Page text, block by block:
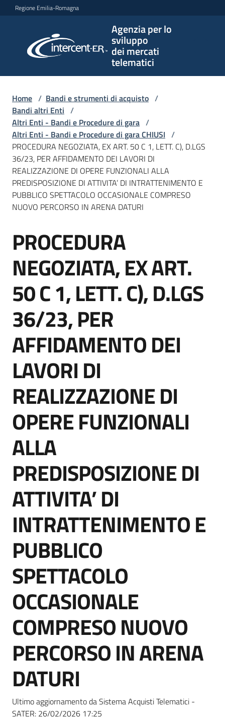
Vai al contenuto
Vai alla navigazione
Vai al footer
Regione Emilia-Romagna
Agenzia per lo
sviluppo
dei mercati
telematici
per lo
sviluppo
telematici
L'Agenzia
Bandi
e
strumenti
acquisto
Supporto
Piattaforme
telematiche
English
site
Seguici
su
Home / Bandi e strumenti di acquisto /
Bandi altri Enti /
Altri Enti - Bandi e Procedure di gara /
Altri Enti - Bandi e Procedure di gara CHIUSI /
PROCEDURA NEGOZIATA, EX ART. 50 C 1, LETT. C), D.LGS
36/23, PER AFFIDAMENTO DEI LAVORI DI
REALIZZAZIONE DI OPERE FUNZIONALI ALLA
PREDISPOSIZIONE DI ATTIVITA’ DI INTRATTENIMENTO E
PUBBLICO SPETTACOLO OCCASIONALE COMPRESO
NUOVO PERCORSO IN ARENA DATURI
Salta al contenuto
PROCEDURA
NEGOZIATA, EX ART.
50 C 1, LETT. C), D.LGS
36/23, PER
AFFIDAMENTO DEI
LAVORI DI
REALIZZAZIONE DI
OPERE FUNZIONALI
ALLA
PREDISPOSIZIONE DI
ATTIVITA’ DI
INTRATTENIMENTO E
PUBBLICO
SPETTACOLO
OCCASIONALE
COMPRESO NUOVO
PERCORSO IN ARENA
DATURI
Ultimo aggiornamento da Sistema Acquisti Telematici -
SATER: 26/02/2026 17:25